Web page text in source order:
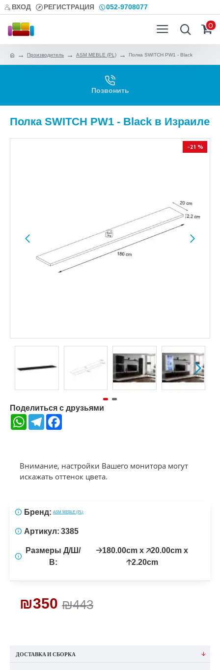
ВХОД РЕГИСТРАЦИЯ 052-9708077
0
Производитель ASM MEBLE (PL) Полка SWITCH PW1 - Black
Позвонить
Полка SWITCH PW1 - Black в Израиле
-21 %
Поделиться с друзьями
WhatsAppTelegram
Внимание, настройки Вашего монитора могут
искажать оттенок цвета.
₪443
₪350
Бренд: ASM MEBLE (PL)
Артикул: 3385
Размеры Д/Ш/
В:
🡢180.00cm x 🡥20.00cm x
🡡2.20cm
ДОСТАВКА И СБОРКА